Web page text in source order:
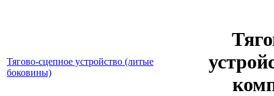
Тягово-сцепное устройство (литые
боковины)